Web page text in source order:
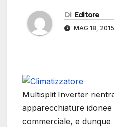
Di Editore
MAG 18, 2015
Multisplit Inverter
apparecchiature idonee
commerciale, e